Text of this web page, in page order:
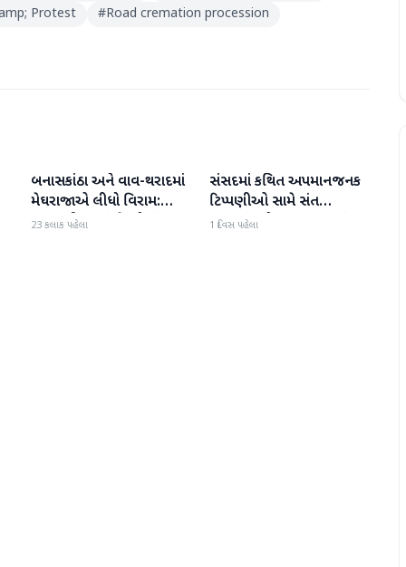
Protest #Road cremation procession
બનાસકાંઠા
બનાસકાંઠા અને વાવ-થરાદમાં
મેઘરાજાએ લીધો વિરામ:
ઉઘાડ નીકળતાં ખેડૂતોમાં
23 કલાક પહેલા
બનાસકાંઠા
સંસદમાં કથિત અપમાનજનક
ટિપ્પણીઓ સામે સંત
સમાજમાં રોષ: પાલનપુરમાં
1 દિવસ પહેલા